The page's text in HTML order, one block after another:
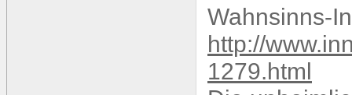
Wahnsinns-
http://
1279.html